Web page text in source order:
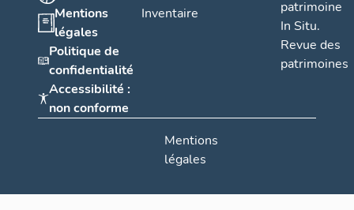
Mentions
légales
Politique de
confidentialité
Accessibilité :
non conforme
Inventaire
patrimoine
In Situ.
Revue des
patrimoines
Mentions
légales